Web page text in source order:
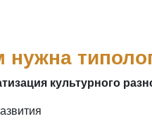
нужна
культурного